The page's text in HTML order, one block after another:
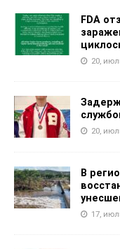
FDA
20,
20,
В
17,